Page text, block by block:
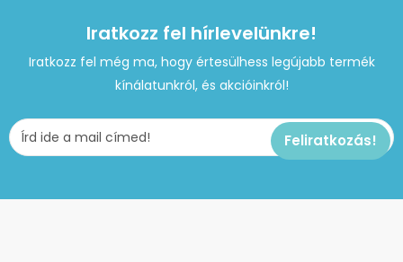
Iratkozz fel hírlevelünkre!
Iratkozz fel még ma, hogy értesülhess legújabb termék
kínálatunkról, és akcióinkról!